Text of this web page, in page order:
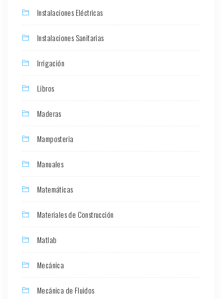
Instalaciones Eléctricas
Instalaciones Sanitarias
Irrigación
Libros
Maderas
Mamposteria
Manuales
Matemáticas
Materiales de Construcción
Matlab
Mecánica
Mecánica de Fluidos